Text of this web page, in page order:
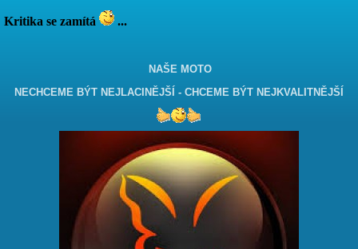
Kritika se zamítá ...
NAŠE MOTO
NECHCEME BÝT NEJLACINĚJŠÍ - CHCEME BÝT NEJKVALITNĚJŠÍ